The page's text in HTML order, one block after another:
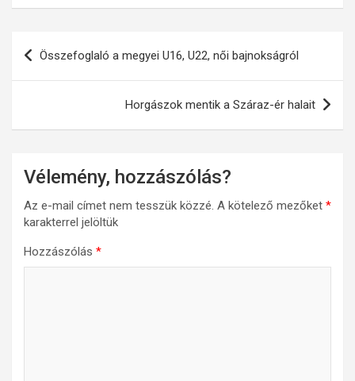
Bejegyzés
navigáció
Összefoglaló a megyei U16, U22, női bajnokságról
Horgászok mentik a Száraz-ér halait
Vélemény, hozzászólás?
Az e-mail címet nem tesszük közzé. A kötelező mezőket *
karakterrel jelöltük
Hozzászólás *